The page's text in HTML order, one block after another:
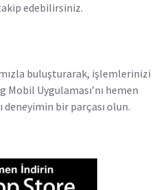
edebilirsiniz.
buluşturarak, işlemlerinizi
Uygulaması’nı hemen
deneyimin bir parçası olun.